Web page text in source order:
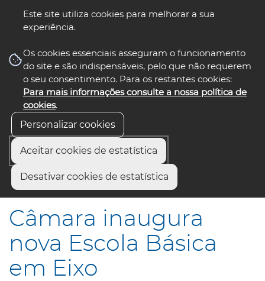
Este site utiliza cookies para melhorar a sua
experiência.
Os cookies essenciais asseguram o funcionamento
do site e são indispensáveis, pelo que não requerem
o seu consentimento. Para os restantes cookies:
Para mais informações consulte a nossa política de
cookies.
Personalizar cookies
Aceitar cookies de estatística
Desativar cookies de estatística
nos select language
Início
Câmara inaugura nova Escola Básica em Eixo
Câmara inaugura
nova Escola Básica
em Eixo